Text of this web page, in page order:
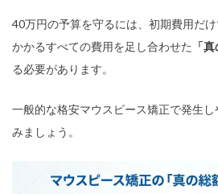
40万円の予算を守るには、初期費用だ
かかるすべての費用を足し合わせた 「
る必要があります。
一般的な格安マウスピース矯正で発生
みましょう。